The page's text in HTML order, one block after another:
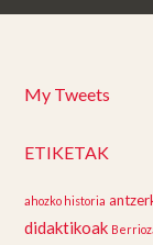
My Tweets
ETIKETAK
ahozko historia
didaktikoak